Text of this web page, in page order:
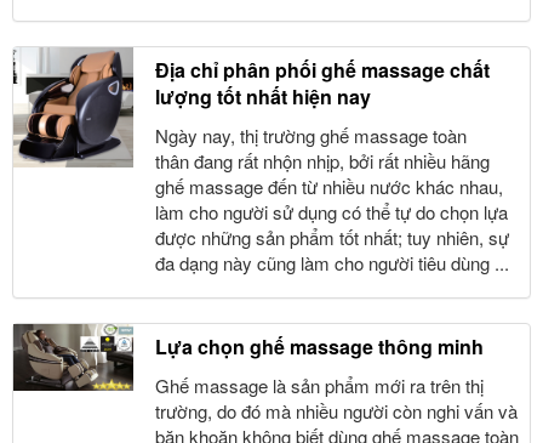
Địa chỉ phân phối ghế massage chất
lượng tốt nhất hiện nay
Ngày nay, thị trường ghế massage toàn
thân đang rất nhộn nhịp, bởi rất nhiều hãng
ghế massage đến từ nhiều nước khác nhau,
làm cho người sử dụng có thể tự do chọn lựa
được những sản phẩm tốt nhất; tuy nhiên, sự
đa dạng này cũng làm cho người tiêu dùng ...
Lựa chọn ghế massage thông minh
Ghế massage là sản phẩm mới ra trên thị
trường, do đó mà nhiều người còn nghi vấn và
băn khoăn không biết dùng ghế massage toàn